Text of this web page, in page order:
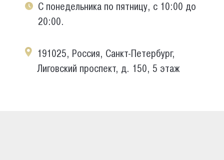
С понедельника по пятницу, с 10:00 до
20:00.
191025, Россия, Санкт-Петербург,
Лиговский проспект, д. 150, 5 этаж